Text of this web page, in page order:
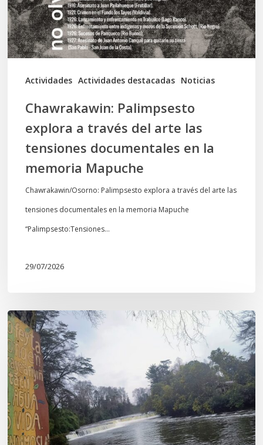
Actividades Actividades destacadas Noticias
arte
las
tensiones
documentales
memoria
Mapuche
Chawrakawin: Palimpsesto
explora a través del arte las
tensiones documentales en la
memoria Mapuche
Chawrakawin/Osorno: Palimpsesto explora a través del arte las
tensiones documentales en la memoria Mapuche
“Palimpsesto:Tensiones…
29/07/2026
En
defensa
del
Salto
Donguil
y
el